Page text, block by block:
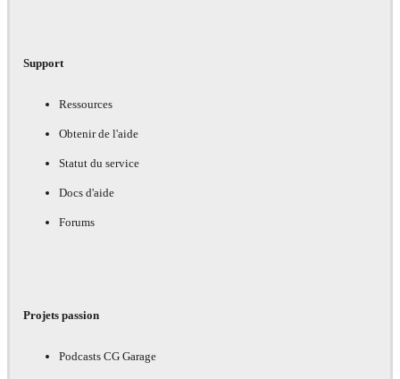
Support
Ressources
Obtenir de l'aide
Statut du service
Docs d'aide
Forums
Projets passion
Podcasts CG Garage